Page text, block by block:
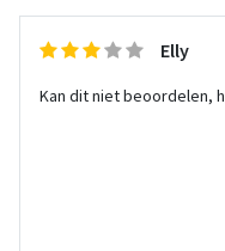
Elly
Kan dit niet beoordelen,